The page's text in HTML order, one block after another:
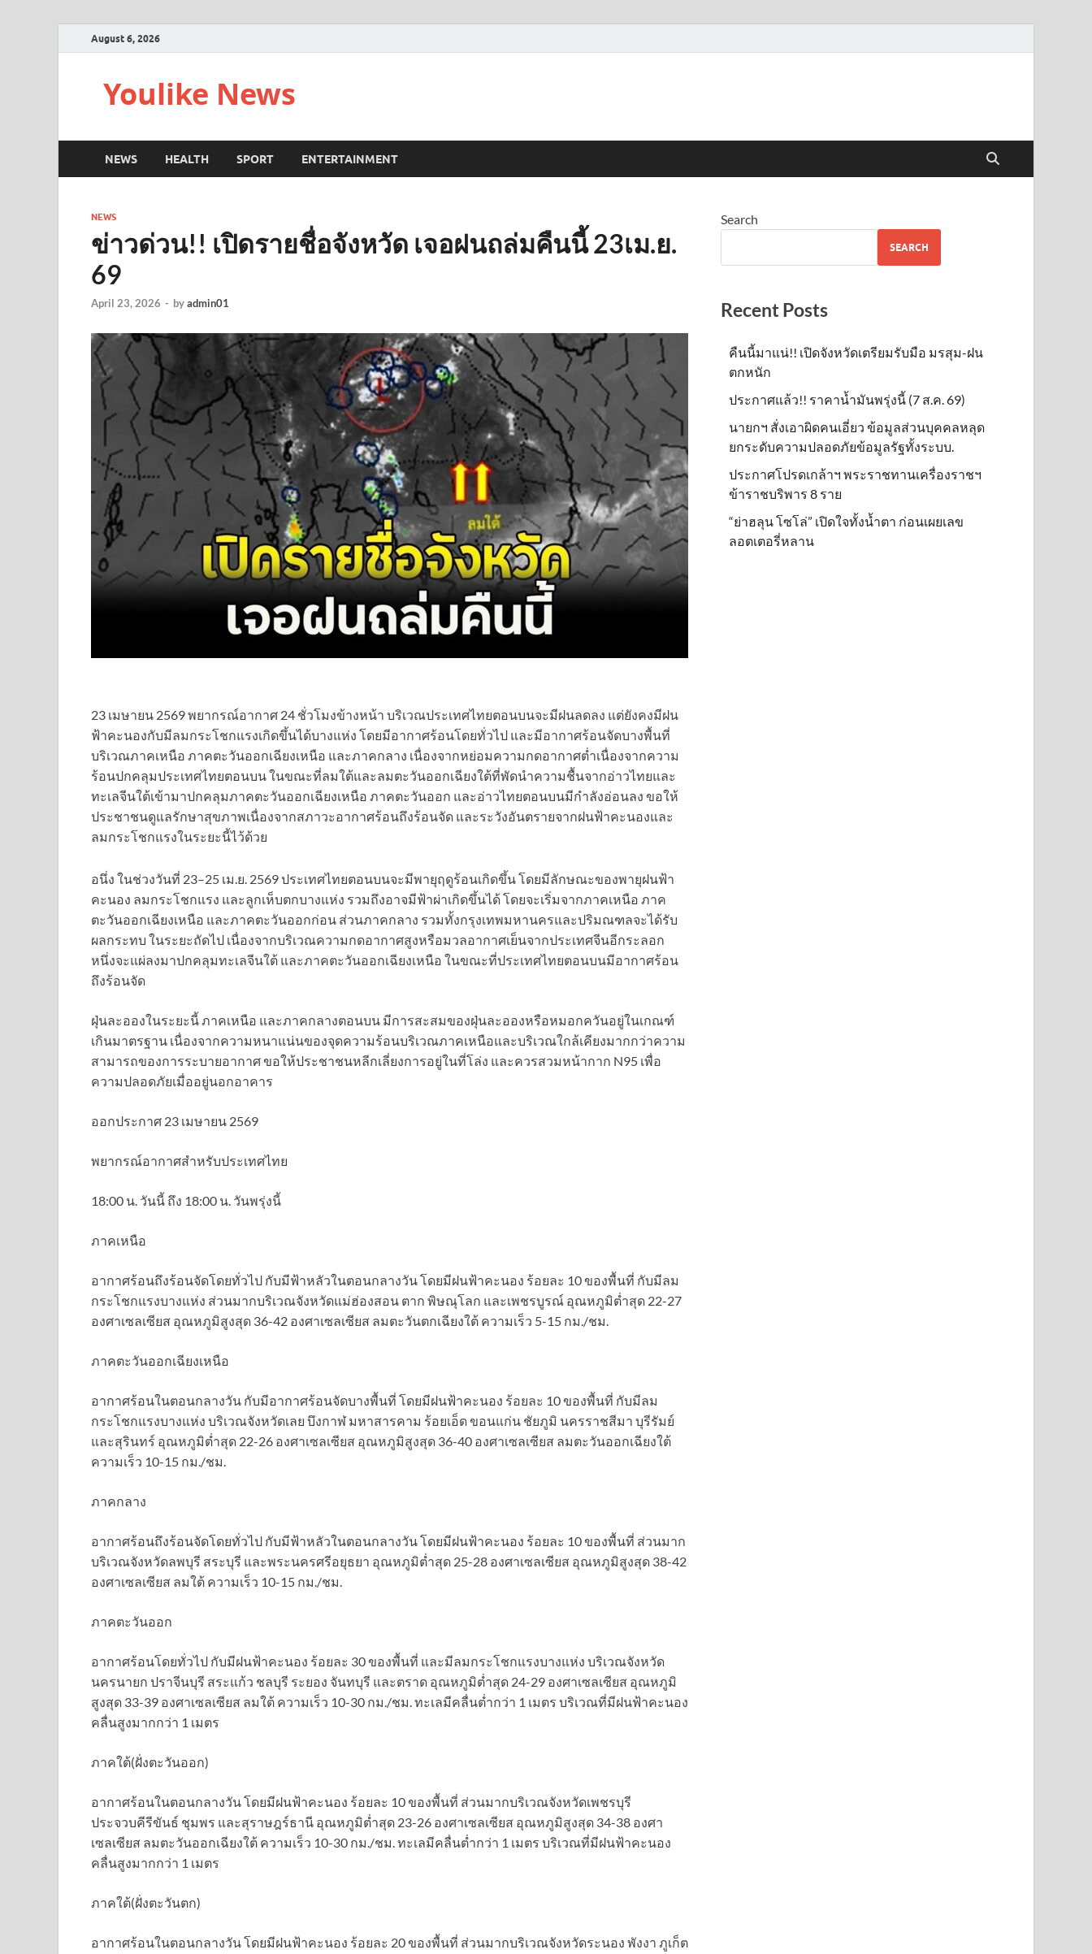
August 6, 2026
Youlike News
NEWS HEALTH SPORT ENTERTAINMENT
NEWS
ข่าวด่วน!! เปิดรายชื่อจังหวัด เจอฝนถล่มคืนนี้​ 23เม.ย.
69
April 23, 2026 - byadmin01
23 เมษายน 2569 พยากรณ์อากาศ 24 ชั่วโมงข้างหน้า บริเวณประเทศไทยตอนบนจะมีฝนลดลง แต่ยังคงมีฝน
ฟ้าคะนองกับมีลมกระโชกแรงเกิดขึ้นได้บางแห่ง โดยมีอากาศร้อนโดยทั่วไป และมีอากาศร้อนจัดบางพื้นที่
บริเวณภาคเหนือ ภาคตะวันออกเฉียงเหนือ และภาคกลาง เนื่องจากหย่อมความกดอากาศต่ำเนื่องจากความ
ร้อนปกคลุมประเทศไทยตอนบน ในขณะที่ลมใต้และลมตะวันออกเฉียงใต้ที่พัดนำความชื้นจากอ่าวไทยและ
ทะเลจีนใต้เข้ามาปกคลุมภาคตะวันออกเฉียงเหนือ ภาคตะวันออก และอ่าวไทยตอนบนมีกำลังอ่อนลง ขอให้
ประชาชนดูแลรักษาสุขภาพเนื่องจากสภาวะอากาศร้อนถึงร้อนจัด และระวังอันตรายจากฝนฟ้าคะนองและ
ลมกระโชกแรงในระยะนี้ไว้ด้วย
อนึ่ง ในช่วงวันที่ 23–25 เม.ย. 2569 ประเทศไทยตอนบนจะมีพายุฤดูร้อนเกิดขึ้น โดยมีลักษณะของพายุฝนฟ้า
คะนอง ลมกระโชกแรง และลูกเห็บตกบางแห่ง รวมถึงอาจมีฟ้าผ่าเกิดขึ้นได้ โดยจะเริ่มจากภาคเหนือ ภาค
ตะวันออกเฉียงเหนือ และภาคตะวันออกก่อน ส่วนภาคกลาง รวมทั้งกรุงเทพมหานครและปริมณฑลจะได้รับ
ผลกระทบ ในระยะถัดไป เนื่องจากบริเวณความกดอากาศสูงหรือมวลอากาศเย็นจากประเทศจีนอีกระลอก
หนึ่งจะแผ่ลงมาปกคลุมทะเลจีนใต้ และภาคตะวันออกเฉียงเหนือ ในขณะที่ประเทศไทยตอนบนมีอากาศร้อน
ถึงร้อนจัด
ฝุ่นละอองในระยะนี้ ภาคเหนือ และภาคกลางตอนบน มีการสะสมของฝุ่นละอองหรือหมอกควันอยู่ในเกณฑ์
เกินมาตรฐาน เนื่องจากความหนาแน่นของจุดความร้อนบริเวณภาคเหนือและบริเวณใกล้เคียงมากกว่าความ
สามารถของการระบายอากาศ ขอให้ประชาชนหลีกเลี่ยงการอยู่ในที่โล่ง และควรสวมหน้ากาก N95 เพื่อ
ความปลอดภัยเมื่ออยู่นอกอาคาร
ออกประกาศ 23 เมษายน 2569
พยากรณ์อากาศสำหรับประเทศไทย
18:00 น. วันนี้ ถึง 18:00 น. วันพรุ่งนี้
ภาคเหนือ
อากาศร้อนถึงร้อนจัดโดยทั่วไป กับมีฟ้าหลัวในตอนกลางวัน โดยมีฝนฟ้าคะนอง ร้อยละ 10 ของพื้นที่ กับมีลม
กระโชกแรงบางแห่ง ส่วนมากบริเวณจังหวัดแม่ฮ่องสอน ตาก พิษณุโลก และเพชรบูรณ์ อุณหภูมิต่ำสุด 22-27
องศาเซลเซียส อุณหภูมิสูงสุด 36-42 องศาเซลเซียส ลมตะวันตกเฉียงใต้ ความเร็ว 5-15 กม./ชม.
ภาคตะวันออกเฉียงเหนือ
อากาศร้อนในตอนกลางวัน กับมีอากาศร้อนจัดบางพื้นที่ โดยมีฝนฟ้าคะนอง ร้อยละ 10 ของพื้นที่ กับมีลม
กระโชกแรงบางแห่ง บริเวณจังหวัดเลย บึงกาฬ มหาสารคาม ร้อยเอ็ด ขอนแก่น ชัยภูมิ นครราชสีมา บุรีรัมย์
และสุรินทร์ อุณหภูมิต่ำสุด 22-26 องศาเซลเซียส อุณหภูมิสูงสุด 36-40 องศาเซลเซียส ลมตะวันออกเฉียงใต้
ความเร็ว 10-15 กม./ชม.
ภาคกลาง
อากาศร้อนถึงร้อนจัดโดยทั่วไป กับมีฟ้าหลัวในตอนกลางวัน โดยมีฝนฟ้าคะนอง ร้อยละ 10 ของพื้นที่ ส่วนมาก
บริเวณจังหวัดลพบุรี สระบุรี และพระนครศรีอยุธยา อุณหภูมิต่ำสุด 25-28 องศาเซลเซียส อุณหภูมิสูงสุด 38-42
องศาเซลเซียส ลมใต้ ความเร็ว 10-15 กม./ชม.
ภาคตะวันออก
อากาศร้อนโดยทั่วไป กับมีฝนฟ้าคะนอง ร้อยละ 30 ของพื้นที่ และมีลมกระโชกแรงบางแห่ง บริเวณจังหวัด
นครนายก ปราจีนบุรี สระแก้ว ชลบุรี ระยอง จันทบุรี และตราด อุณหภูมิต่ำสุด 24-29 องศาเซลเซียส อุณหภูมิ
สูงสุด 33-39 องศาเซลเซียส ลมใต้ ความเร็ว 10-30 กม./ชม. ทะเลมีคลื่นต่ำกว่า 1 เมตร บริเวณที่มีฝนฟ้าคะนอง
คลื่นสูงมากกว่า 1 เมตร
ภาคใต้(ฝั่งตะวันออก)
อากาศร้อนในตอนกลางวัน โดยมีฝนฟ้าคะนอง ร้อยละ 10 ของพื้นที่ ส่วนมากบริเวณจังหวัดเพชรบุรี
ประจวบคีรีขันธ์ ชุมพร และสุราษฎร์ธานี อุณหภูมิต่ำสุด 23-26 องศาเซลเซียส อุณหภูมิสูงสุด 34-38 องศา
เซลเซียส ลมตะวันออกเฉียงใต้ ความเร็ว 10-30 กม./ชม. ทะเลมีคลื่นต่ำกว่า 1 เมตร บริเวณที่มีฝนฟ้าคะนอง
คลื่นสูงมากกว่า 1 เมตร
ภาคใต้(ฝั่งตะวันตก)
อากาศร้อนในตอนกลางวัน โดยมีฝนฟ้าคะนอง ร้อยละ 20 ของพื้นที่ ส่วนมากบริเวณจังหวัดระนอง พังงา ภูเก็ต
Search
SEARCH
Recent Posts
คืนนี้มาแน่!! เปิดจังหวัดเตรียมรับมือ มรสุม-ฝน
ตกหนัก
ประกาศแล้ว!! ราคาน้ำมันพรุ่งนี้ (7 ส.ค. 69)
นายกฯ สั่งเอาผิดคนเอี่ยว ข้อมูลส่วนบุคคลหลุด
ยกระดับความปลอดภัยข้อมูลรัฐทั้งระบบ.
ประกาศโปรดเกล้าฯ พระราชทานเครื่องราชฯ
ข้าราชบริพาร 8 ราย
“ย่าฮลุน โซโล่” เปิดใจทั้งน้ำตา ก่อนเผยเลข
ลอตเตอรี่หลาน